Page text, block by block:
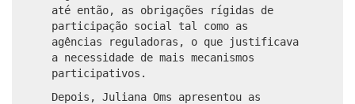
até então, as obrigações rígidas de
participação social tal como as
agências reguladoras, o que justificava
a necessidade de mais mecanismos
participativos.
Depois, Juliana Oms apresentou as